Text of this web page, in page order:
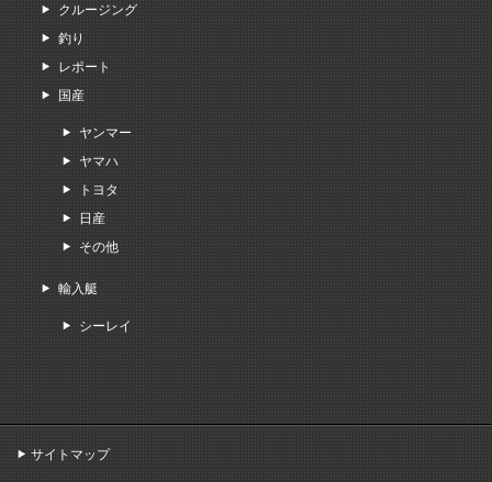
クルージング
釣り
レポート
国産
ヤンマー
ヤマハ
トヨタ
日産
その他
輸入艇
シーレイ
サイトマップ